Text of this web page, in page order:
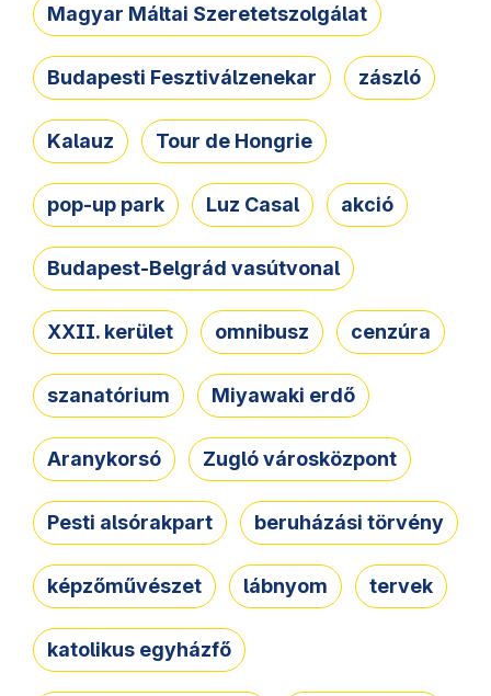
Magyar Máltai Szeretetszolgálat
Budapesti Fesztiválzenekar zászló
Kalauz Tour de Hongrie
pop-up park Luz Casal akció
Budapest-Belgrád vasútvonal
XXII. kerület omnibusz cenzúra
szanatórium Miyawaki erdő
Aranykorsó Zugló városközpont
Pesti alsórakpart beruházási törvény
képzőművészet lábnyom tervek
katolikus egyházfő